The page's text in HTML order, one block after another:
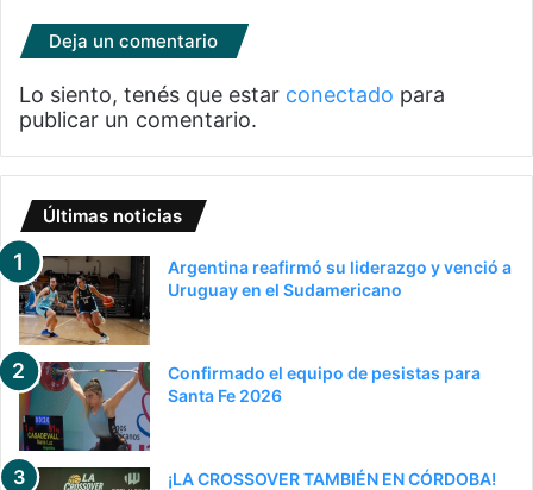
Deja un comentario
Lo siento, tenés que estar conectado para
publicar un comentario.
Últimas noticias
Argentina reafirmó su liderazgo y venció a
Uruguay en el Sudamericano
Confirmado el equipo de pesistas para
Santa Fe 2026
¡LA CROSSOVER TAMBIÉN EN CÓRDOBA!